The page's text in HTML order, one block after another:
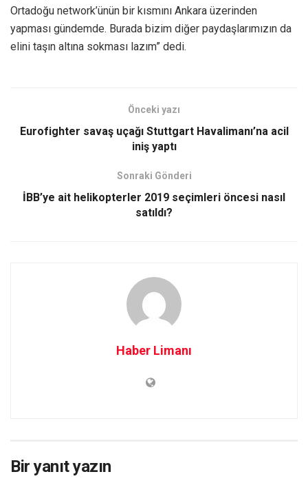
Ortadoğu network’ünün bir kısmını Ankara üzerinden
yapması gündemde. Burada bizim diğer paydaşlarımızın da
elini taşın altına sokması lazım” dedi.
Önceki yazı
Eurofighter savaş uçağı Stuttgart Havalimanı’na acil
iniş yaptı
Sonraki Gönderi
İBB’ye ait helikopterler 2019 seçimleri öncesi nasıl
satıldı?
Haber Limanı
Bir yanıt yazın